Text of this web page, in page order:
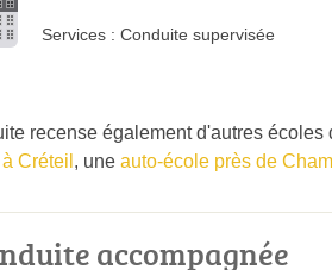
Services : Conduite supervisée
recense également d'autres
Créteil , une auto-école près de
accompagnée